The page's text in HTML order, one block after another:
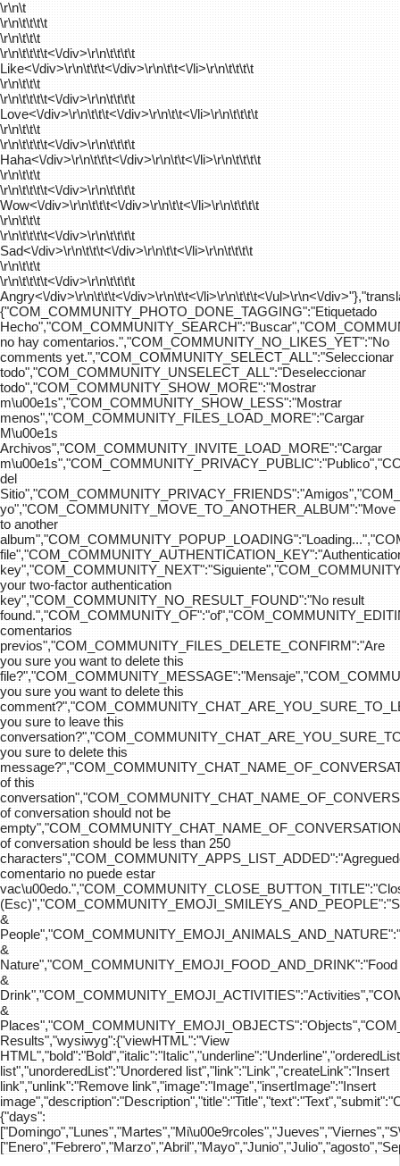
\r\n\t
\r\n\t\t\t\t
\r\n\t\t\t
\r\n\t\t\t\t<\/div>\r\n\t\t\t\t
Like<\/div>\r\n\t\t\t<\/div>\r\n\t\t<\/li>\r\n\t\t\t\t
\r\n\t\t\t
\r\n\t\t\t\t<\/div>\r\n\t\t\t\t
Love<\/div>\r\n\t\t\t<\/div>\r\n\t\t<\/li>\r\n\t\t\t\t
\r\n\t\t\t
\r\n\t\t\t\t<\/div>\r\n\t\t\t\t
Haha<\/div>\r\n\t\t\t<\/div>\r\n\t\t<\/li>\r\n\t\t\t\t
\r\n\t\t\t
\r\n\t\t\t\t<\/div>\r\n\t\t\t\t
Wow<\/div>\r\n\t\t\t<\/div>\r\n\t\t<\/li>\r\n\t\t\t\t
\r\n\t\t\t
\r\n\t\t\t\t<\/div>\r\n\t\t\t\t
Sad<\/div>\r\n\t\t\t<\/div>\r\n\t\t<\/li>\r\n\t\t\t\t
\r\n\t\t\t
\r\n\t\t\t\t<\/div>\r\n\t\t\t\t
Angry<\/div>\r\n\t\t\t<\/div>\r\n\t\t<\/li>\r\n\t\t\t<\/ul>\r\n<\/
{"COM_COMMUNITY_PHOTO_DONE_TAGGING":"Etiquetado
no hay comentarios.","COM_COMMUNITY_NO_LIKES_YET":"No
comments yet.","COM_COMMUNITY_SELECT_ALL":"Seleccionar
todo","COM_COMMUNITY_UNSELECT_ALL":"Deseleccionar
todo","COM_COMMUNITY_SHOW_MORE":"Mostrar
m\u00e1s","COM_COMMUNITY_SHOW_LESS":"Mostrar
menos","COM_COMMUNITY_FILES_LOAD_MORE":"Cargar
M\u00e1s
Archivos","COM_COMMUNITY_INVITE_LOAD_MORE":"Cargar
del
yo","COM_COMMUNITY_MOVE_TO_ANOTHER_ALBUM":"Move
to another
your two-factor authentication
key","COM_COMMUNITY_NO_RESULT_FOUND":"No result
comentarios
previos","COM_COMMUNITY_FILES_DELETE_CONFIRM":"Are
you sure you want to delete this
you sure you want to delete this
you sure to leave this
you sure to delete this
of this
of conversation should not be
of conversation should be less than 250
comentario no puede estar
&
&
Nature","COM_COMMUNITY_EMOJI_FOOD_AND_DRINK":"Food
&
&
Results","wysiwyg":{"viewHTML":"View
list","unorderedList":"Unordered list","link":"Link","createLink":"Insert
link","unlink":"Remove link","image":"Image","insertImage":"Insert
{"days":